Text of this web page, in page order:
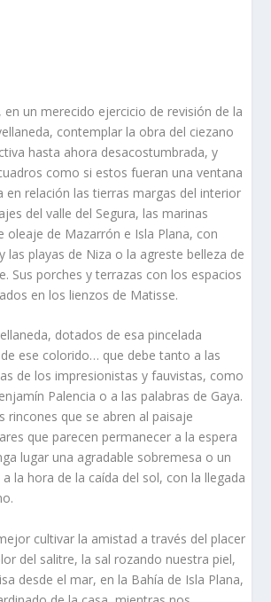
en un merecido ejercicio de revisión de la
contemplar la obra del ciezano
hasta ahora desacostumbrada, y
como si estos fueran una ventana
en relación las tierras margas del interior
del valle del Segura, las marinas
oleaje de Mazarrón e Isla Plana, con
las playas de Niza o la agreste belleza de
Sus porches y terrazas con los espacios
en los lienzos de Matisse.
dotados de esa pincelada
ese colorido… que debe tanto a las
de los impresionistas y fauvistas, como
Palencia o a las palabras de Gaya.
rincones que se abren al paisaje
que parecen permanecer a la espera
lugar una agradable sobremesa o un
la hora de la caída del sol, con la llegada
cultivar la amistad a través del placer
del salitre, la sal rozando nuestra piel,
desde el mar, en la Bahía de Isla Plana,